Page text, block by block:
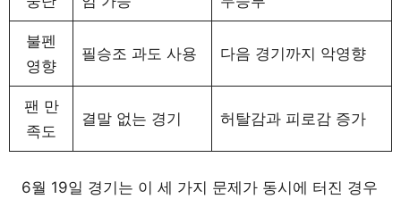
불펜
영향
필승조 과도 사용 다음 경기까지 악영향
팬 만
족도
결말 없는 경기 허탈감과 피로감 증가
6월 19일 경기는 이 세 가지 문제가 동시에 터진 경우